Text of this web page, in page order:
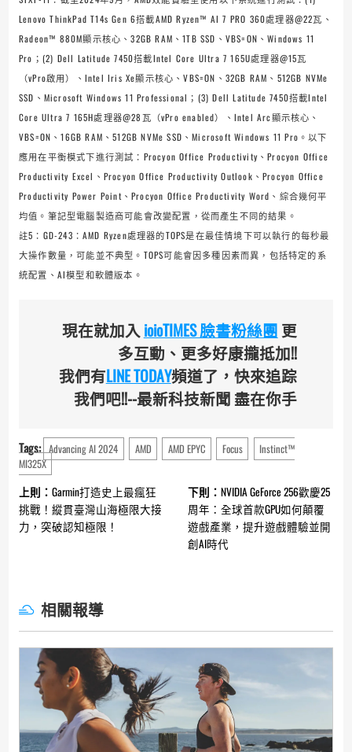
Lenovo ThinkPad T14s Gen 6搭載AMD Ryzen™ AI 7 PRO 360處理器@22瓦、
Radeon™ 880M顯示核心、32GB RAM、1TB SSD、VBS=ON、Windows 11
Pro；(2) Dell Latitude 7450搭載Intel Core Ultra 7 165U處理器@15瓦
（vPro啟用）、Intel Iris Xe顯示核心、VBS=ON、32GB RAM、512GB NVMe
SSD、Microsoft Windows 11 Professional；(3) Dell Latitude 7450搭載Intel
Core Ultra 7 165H處理器@28瓦（vPro enabled）、Intel Arc顯示核心、
VBS=ON、16GB RAM、512GB NVMe SSD、Microsoft Windows 11 Pro。以下
應用在平衡模式下進行測試：Procyon Office Productivity、Procyon Office
Productivity Excel、Procyon Office Productivity Outlook、Procyon Office
Productivity Power Point、Procyon Office Productivity Word、綜合幾何平
均值。筆記型電腦製造商可能會改變配置，從而產生不同的結果。
註5：GD-243：AMD Ryzen處理器的TOPS是在最佳情境下可以執行的每秒最
大操作數量，可能並不典型。TOPS可能會因多種因素而異，包括特定的系
統配置、AI模型和軟體版本。
現在就加入ioioTIMES 臉書粉絲團更
多互動、更多好康攏抵加!!
我們有LINE TODAY頻道了，快來追踪
我們吧!!--最新科技新聞 盡在你手
Tags: Advancing AI 2024 AMD AMD EPYC Focus
Instinct™
MI325X
Continue
Reading
上則： Garmin打造史上最瘋狂
挑戰！縱貫臺灣山海極限大接
力，突破認知極限！
下則： NVIDIA GeForce 256歡慶25
周年：全球首款GPU如何顛覆
遊戲產業，提升遊戲體驗並開
創AI時代
相關報導